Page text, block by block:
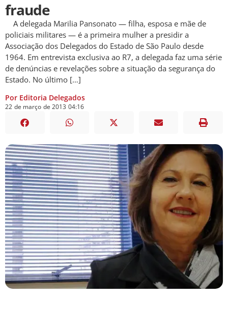
fraude
A delegada Marilia Pansonato — filha, esposa e mãe de
policiais militares — é a primeira mulher a presidir a
Associação dos Delegados do Estado de São Paulo desde
1964. Em entrevista exclusiva ao R7, a delegada faz uma série
de denúncias e revelações sobre a situação da segurança do
Estado. No último […]
Por Editoria Delegados
22 de março de 2013 04:16